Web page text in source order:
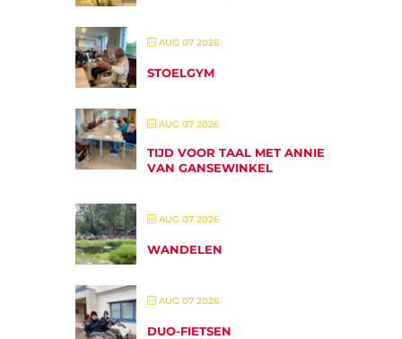
AUG 07 2026
STOELGYM
AUG 07 2026
TIJD VOOR TAAL MET ANNIE
VAN GANSEWINKEL
AUG 07 2026
WANDELEN
AUG 07 2026
DUO-FIETSEN